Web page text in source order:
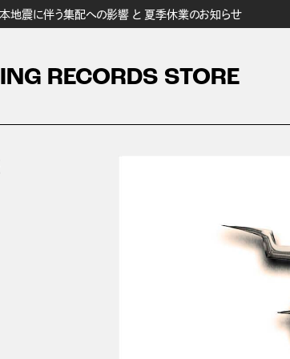
地震に伴う集配への影響 と 夏季休業のお知らせ
RECORDS STORE